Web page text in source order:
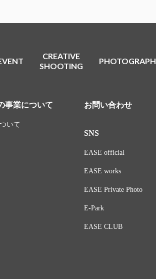
CREATIVE
SHOOTING
PHOTOGRAPH
事業について
いて
お問い合わせ
SNS
EASE official
EASE works
EASE Private Photo
E-Park
EASE CLUB